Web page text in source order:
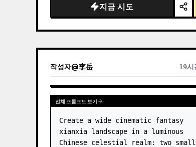
지금 시도
작성자@李岳 19시
전체 프롬프트 보기
Create a wide cinematic fantasy
xianxia landscape in a luminous
Chinese celestial realm: two small